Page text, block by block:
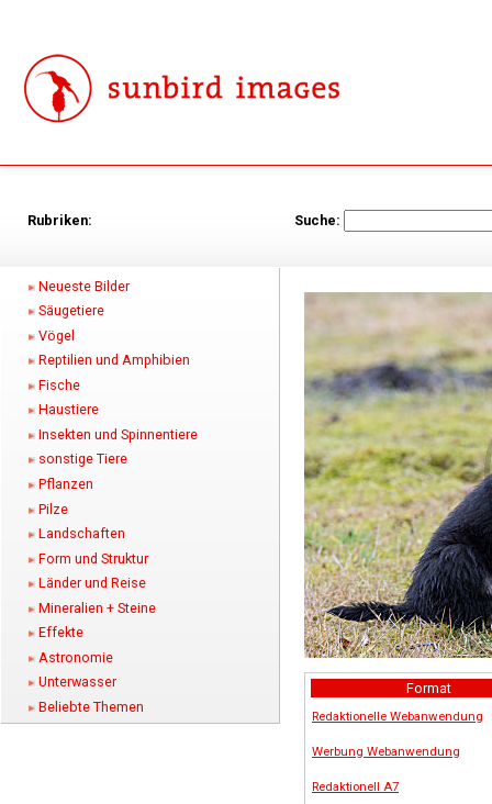
Rubriken: Suche:
Neueste Bilder
Säugetiere
Vögel
Reptilien und Amphibien
Fische
Haustiere
Insekten und Spinnentiere
sonstige Tiere
Pflanzen
Pilze
Landschaften
Form und Struktur
Länder und Reise
Mineralien + Steine
Effekte
Astronomie
Unterwasser
Beliebte Themen
Format
Redaktionelle Webanwendung
Werbung Webanwendung
Redaktionell A7